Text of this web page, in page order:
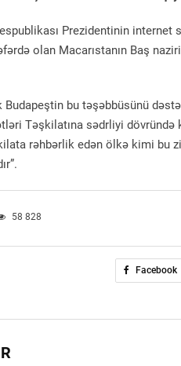
Prezidentinin
olan Macarıstanın Baş
Budapeştin bu təşəbbüsünü
Təşkilatına sədrliyi
rəhbərlik edən ölkə kimi
58 828
Facebook